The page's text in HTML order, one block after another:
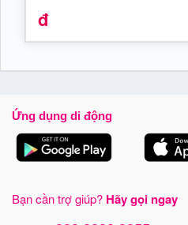
đ
Ứng dụng di động
Bạn cần trợ giúp? Hãy gọi ngay